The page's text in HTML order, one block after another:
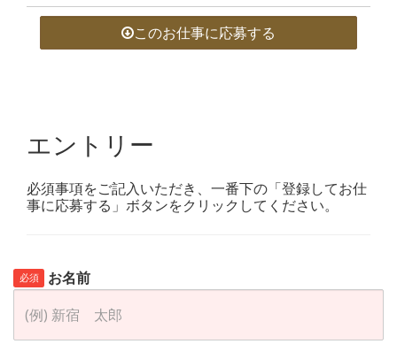
このお仕事に応募する
エントリー
必須事項をご記入いただき、一番下の「登録してお仕
事に応募する」ボタンをクリックしてください。
必須 お名前